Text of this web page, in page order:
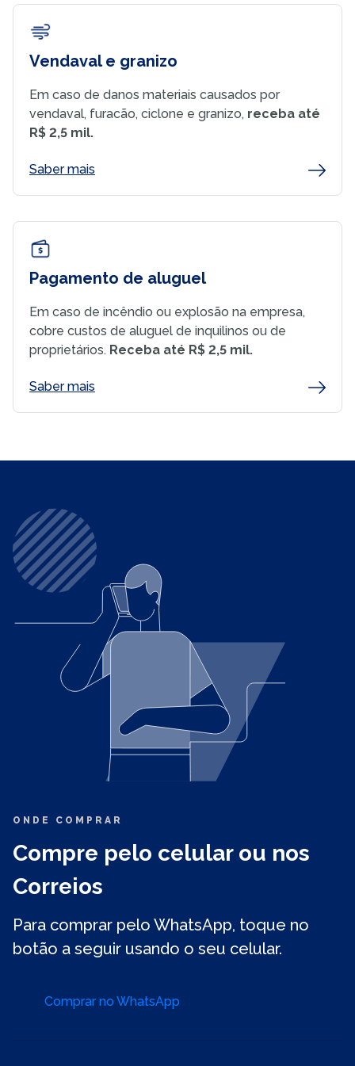
Vendaval e granizo
Em caso de danos materiais causados por
vendaval, furacão, ciclone e granizo, receba até
R$ 2,5 mil.
Saber mais
Pagamento de aluguel
Em caso de incêndio ou explosão na empresa,
cobre custos de aluguel de inquilinos ou de
proprietários. Receba até R$ 2,5 mil.
Saber mais
ONDE COMPRAR
Compre pelo celular ou nos
Correios
Para comprar pelo WhatsApp, toque no
botão a seguir usando o seu celular.
Comprar no WhatsApp